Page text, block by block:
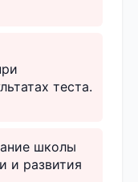
теста.
школы
и развития